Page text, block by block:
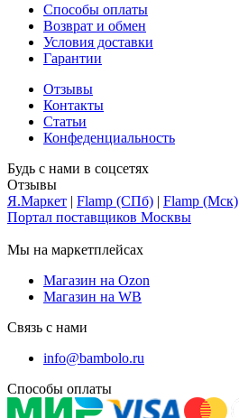
Способы оплаты
Возврат и обмен
Условия доставки
Гарантии
Отзывы
Контакты
Статьи
Конфеденциальность
Будь с нами в соцсетях
Отзывы
Я.Маркет | Flamp (СПб) | Flamp (Мск)
Портал поставщиков Москвы
Мы на маркетплейсах
Магазин на Ozon
Магазин на WB
Связь с нами
info@bambolo.ru
Способы оплаты